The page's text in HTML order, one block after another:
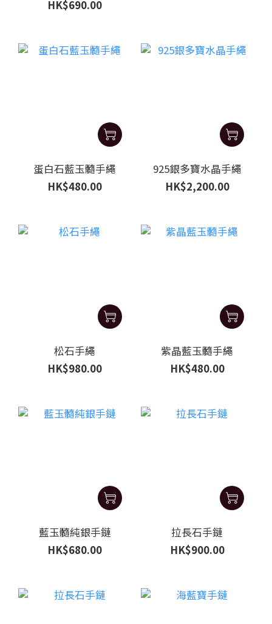
HK$690.00
蛋白石藍玉髓手繩
HK$480.00
925銀多寶水晶手繩
HK$2,200.00
松石手繩
HK$980.00
紫晶藍玉髓手繩
HK$480.00
藍玉髓純銀手鏈
HK$680.00
拉長石手鏈
HK$900.00